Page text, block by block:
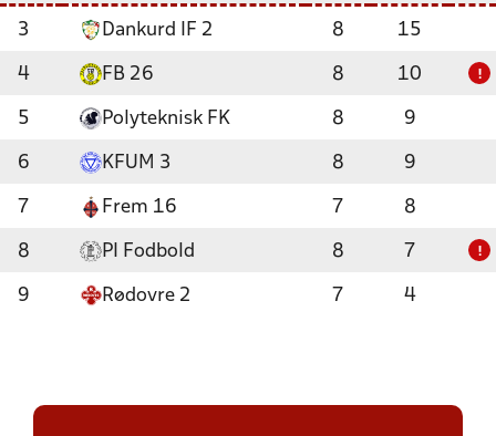
3 Dankurd IF 2 8 15
4 FB 26 8 10 !
5 Polyteknisk FK 8 9
6 KFUM 3 8 9
7 Frem 16 7 8
8 PI Fodbold 8 7 !
9 Rødovre 2 7 4